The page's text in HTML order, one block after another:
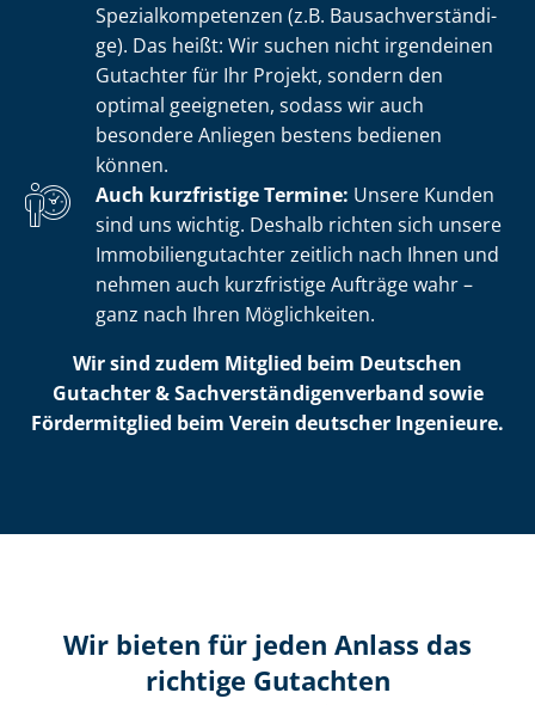
Spe­zi­al­kom­pe­ten­zen (z.B. Bau­sach­ver­stän­di­
ge). Das heißt: Wir suchen nicht irgendeinen
Gutachter für Ihr Projekt, sondern den
optimal geeigneten, sodass wir auch
besondere Anliegen bestens bedienen
können.
Auch kurzfristige Termine: Unsere Kunden
sind uns wichtig. Deshalb richten sich unsere
Im­mo­bi­li­en­gut­ach­ter zeitlich nach Ihnen und
nehmen auch kurzfristige Aufträge wahr –
ganz nach Ihren Möglichkeiten.
Wir sind zudem Mitglied beim Deutschen
Gutachter & Sach­ver­stän­di­gen­ver­band sowie
Fördermitglied beim Verein deutscher Ingenieure.
Wir bieten für jeden Anlass das
richtige Gutachten